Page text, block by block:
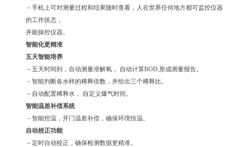
－手机上可对测量过程和结果随时查看，人在世界任何地方都可监控仪器
的工作状态，
并能操控仪器。
智能化更精准
五天智能培养
－五天时间到，自动测量溶解氧， 自动计算BOD,形成测量报告。
－智能判断各水样的稀释倍数，并给出三个稀释比。
－自动配置稀释水， 自定义爆气时间。
智能温差补偿系统
－智能控温，开门温差补偿，确保环境恒温。
自动校正功能
－定时自动校正，确保检测数据更精准。